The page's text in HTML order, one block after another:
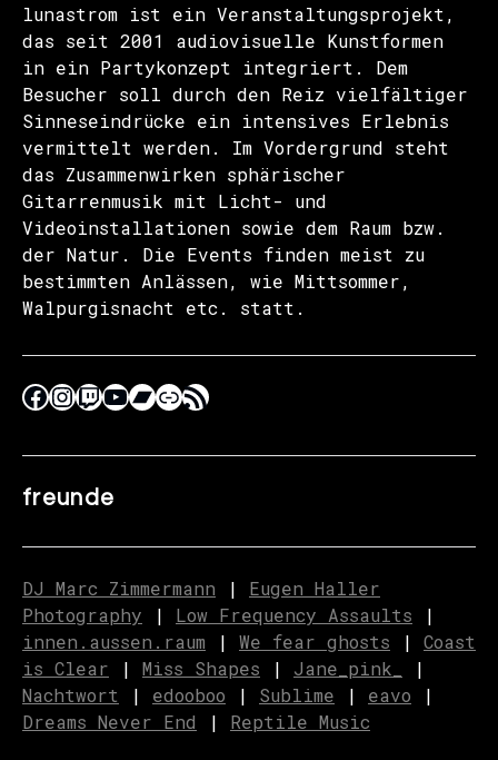
lunastrom ist ein Veranstaltungsprojekt,
das seit 2001 audiovisuelle Kunstformen
in ein Partykonzept integriert. Dem
Besucher soll durch den Reiz vielfältiger
Sinneseindrücke ein intensives Erlebnis
vermittelt werden. Im Vordergrund steht
das Zusammenwirken sphärischer
Gitarrenmusik mit Licht- und
Videoinstallationen sowie dem Raum bzw.
der Natur. Die Events finden meist zu
bestimmten Anlässen, wie Mittsommer,
Walpurgisnacht etc. statt.
freunde
DJ Marc Zimmermann | Eugen Haller
Photography | Low Frequency Assaults |
innen.aussen.raum | We fear ghosts | Coast
is Clear | Miss Shapes | Jane_pink_
|
Nachtwort | edooboo | Sublime | eavo |
Dreams Never End | Reptile Music